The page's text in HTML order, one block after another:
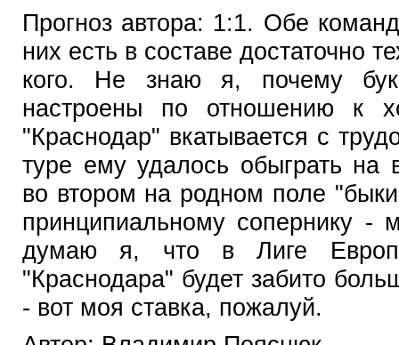
Прогноз автора: 1:1. Обе
них есть в составе достаточно
кого. Не знаю я, почему
настроены по отношению к
"Краснодар" вкатывается с
туре ему удалось обыграть на
во втором на родном поле
принципиальному сопернику -
думаю я, что в Лиге
"Краснодара" будет забито
- вот моя ставка, пожалуй.